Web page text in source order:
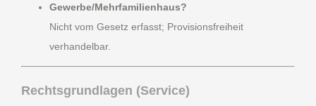
Gewerbe/Mehrfamilienhaus?
Nicht vom Gesetz erfasst; Provisionsfreiheit
verhandelbar.
Rechtsgrundlagen (Service)